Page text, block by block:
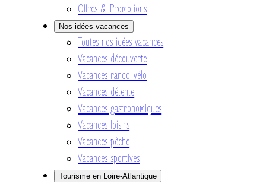
Offres & Promotions
Nos idées vacances
Toutes nos idées vacances
Vacances découverte
Vacances rando-vélo
Vacances détente
Vacances gastronomiques
Vacances loisirs
Vacances pêche
Vacances sportives
Tourisme en Loire-Atlantique